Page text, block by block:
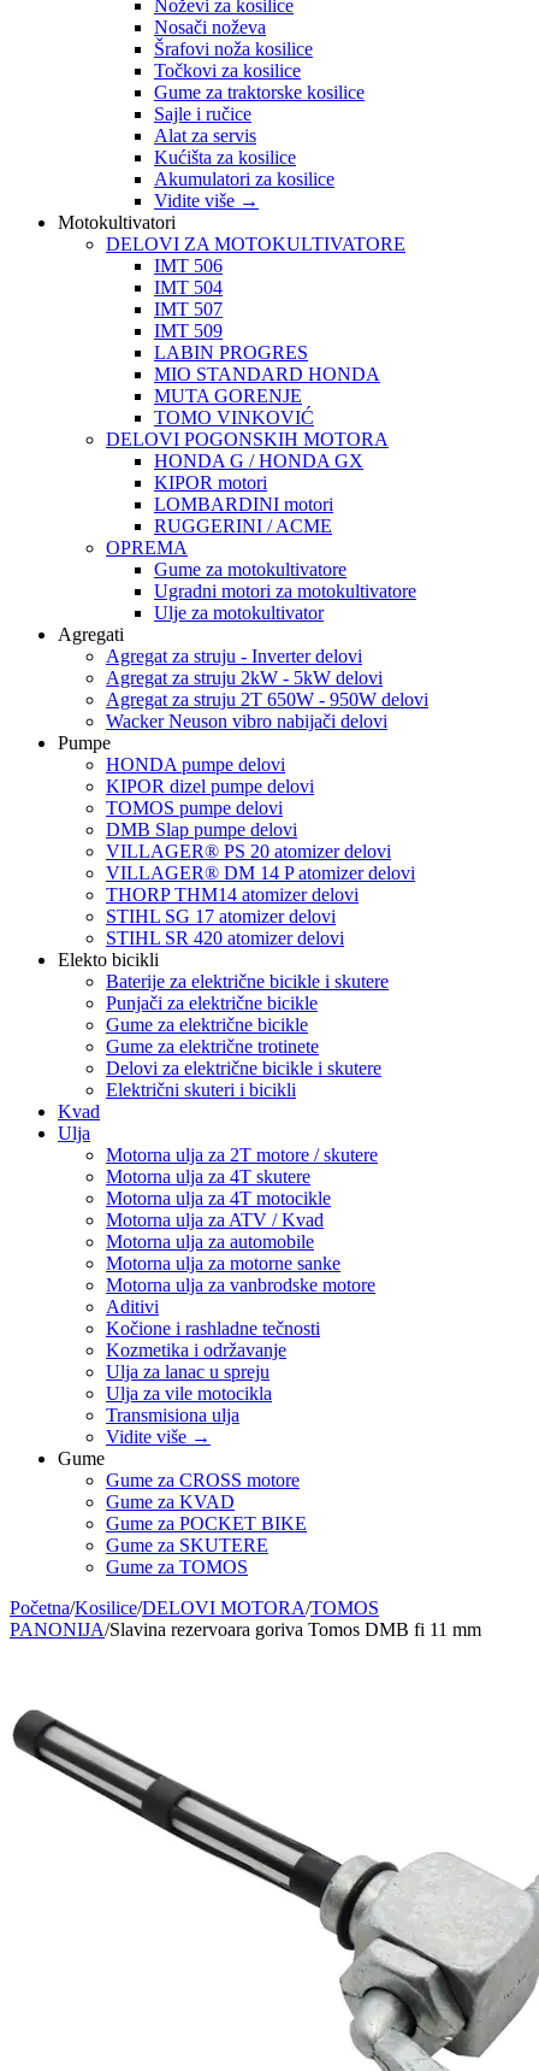
Noževi za kosilice
Nosači noževa
Šrafovi noža kosilice
Točkovi za kosilice
Gume za traktorske kosilice
Sajle i ručice
Alat za servis
Kućišta za kosilice
Akumulatori za kosilice
Vidite više →
Motokultivatori
DELOVI ZA MOTOKULTIVATORE
IMT 506
IMT 504
IMT 507
IMT 509
LABIN PROGRES
MIO STANDARD HONDA
MUTA GORENJE
TOMO VINKOVIĆ
DELOVI POGONSKIH MOTORA
HONDA G / HONDA GX
KIPOR motori
LOMBARDINI motori
RUGGERINI / ACME
OPREMA
Gume za motokultivatore
Ugradni motori za motokultivatore
Ulje za motokultivator
Agregati
Agregat za struju - Inverter delovi
Agregat za struju 2kW - 5kW delovi
Agregat za struju 2T 650W - 950W delovi
Wacker Neuson vibro nabijači delovi
Pumpe
HONDA pumpe delovi
KIPOR dizel pumpe delovi
TOMOS pumpe delovi
DMB Slap pumpe delovi
VILLAGER® PS 20 atomizer delovi
VILLAGER® DM 14 P atomizer delovi
THORP THM14 atomizer delovi
STIHL SG 17 atomizer delovi
STIHL SR 420 atomizer delovi
Elekto bicikli
Baterije za električne bicikle i skutere
Punjači za električne bicikle
Gume za električne bicikle
Gume za električne trotinete
Delovi za električne bicikle i skutere
Električni skuteri i bicikli
Kvad
Ulja
Motorna ulja za 2T motore / skutere
Motorna ulja za 4T skutere
Motorna ulja za 4T motocikle
Motorna ulja za ATV / Kvad
Motorna ulja za automobile
Motorna ulja za motorne sanke
Motorna ulja za vanbrodske motore
Aditivi
Kočione i rashladne tečnosti
Kozmetika i održavanje
Ulja za lanac u spreju
Ulja za vile motocikla
Transmisiona ulja
Vidite više →
Gume
Gume za CROSS motore
Gume za KVAD
Gume za POCKET BIKE
Gume za SKUTERE
Gume za TOMOS
Početna/Kosilice/DELOVI MOTORA/TOMOS
PANONIJA/Slavina rezervoara goriva Tomos DMB fi 11 mm